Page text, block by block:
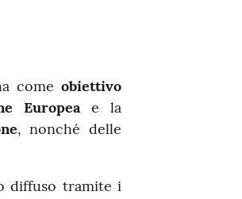
come obiettivo
Europeae la
, nonché delle
diffuso tramite i